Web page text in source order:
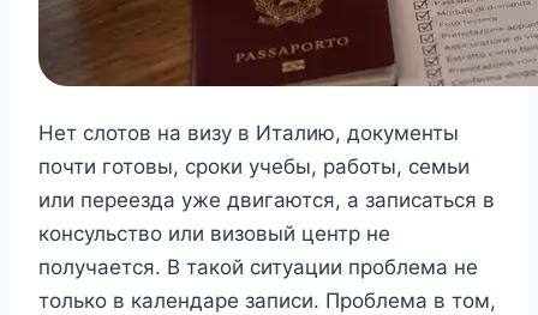
Нет слотов на визу в Италию, документы
почти готовы, сроки учебы, работы, семьи
или переезда уже двигаются, а записаться в
консульство или визовый центр не
получается. В такой ситуации проблема не
только в календаре записи. Проблема в том,